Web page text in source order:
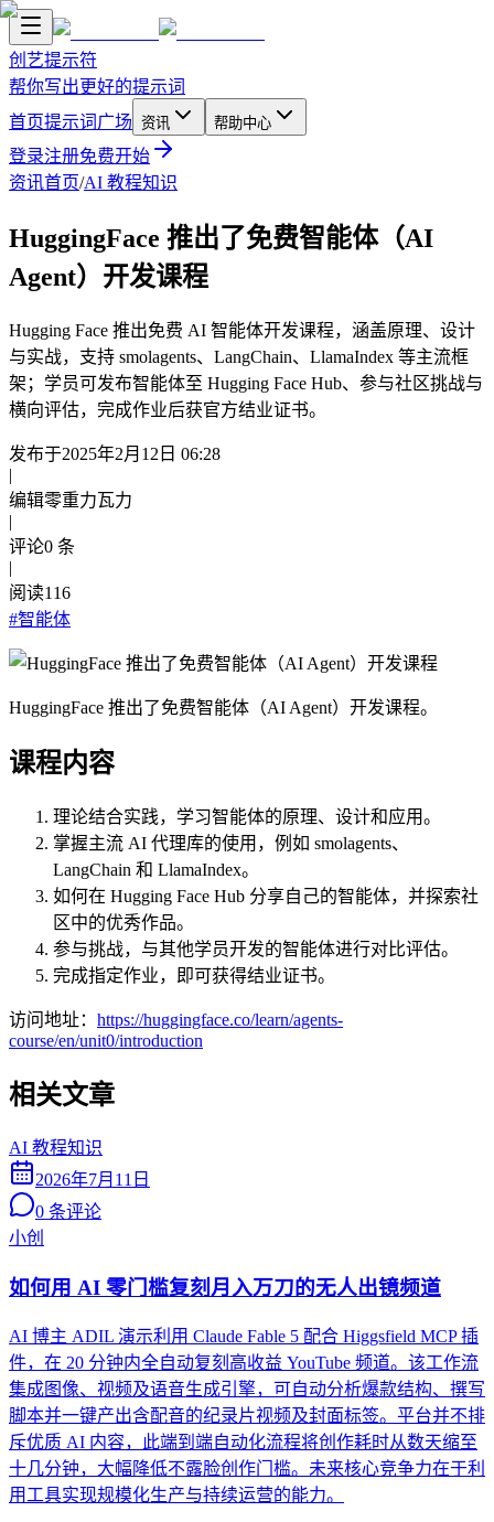
创艺提示符
帮你写出更好的提示词
首页提示词广场 资讯 帮助中心
登录注册免费开始
资讯首页/AI 教程知识
HuggingFace 推出了免费智能体（AI
Agent）开发课程
Hugging Face 推出免费 AI 智能体开发课程，涵盖原理、设计
与实战，支持 smolagents、LangChain、LlamaIndex 等主流框
架；学员可发布智能体至 Hugging Face Hub、参与社区挑战与
横向评估，完成作业后获官方结业证书。
发布于2025年2月12日 06:28
|
编辑零重力瓦力
|
评论0 条
|
阅读116
#智能体
HuggingFace 推出了免费智能体（AI Agent）开发课程。
课程内容
理论结合实践，学习智能体的原理、设计和应用。
掌握主流 AI 代理库的使用，例如 smolagents、
LangChain 和 LlamaIndex。
如何在 Hugging Face Hub 分享自己的智能体，并探索社
区中的优秀作品。
参与挑战，与其他学员开发的智能体进行对比评估。
完成指定作业，即可获得结业证书。
访问地址： https://huggingface.co/learn/agents-
course/en/unit0/introduction
相关文章
AI 教程知识
2026年7月11日
0 条评论
小创
如何用 AI 零门槛复刻月入万刀的无人出镜频道
AI 博主 ADIL 演示利用 Claude Fable 5 配合 Higgsfield MCP 插
件，在 20 分钟内全自动复刻高收益 YouTube 频道。该工作流
集成图像、视频及语音生成引擎，可自动分析爆款结构、撰写
脚本并一键产出含配音的纪录片视频及封面标签。平台并不排
斥优质 AI 内容，此端到端自动化流程将创作耗时从数天缩至
十几分钟，大幅降低不露脸创作门槛。未来核心竞争力在于利
用工具实现规模化生产与持续运营的能力。